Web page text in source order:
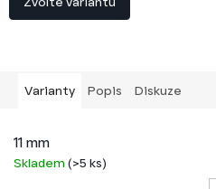
Varianty Popis Diskuze
11 mm
Skladem (>5 ks)